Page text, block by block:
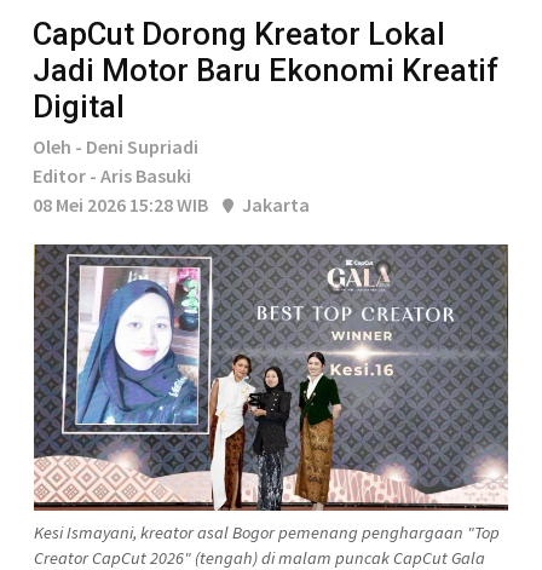
CapCut Dorong Kreator Lokal
Jadi Motor Baru Ekonomi Kreatif
Digital
Oleh - Deni Supriadi
Editor - Aris Basuki
08 Mei 2026 15:28 WIB
Jakarta
Kesi Ismayani, kreator asal Bogor pemenang penghargaan "Top
Creator CapCut 2026" (tengah) di malam puncak CapCut Gala